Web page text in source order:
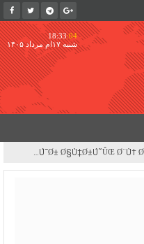
18:33:05
شنبه ۱۷ام مرداد ۱۴۰۵
Ø¯ÙˆÙ„Øª ØªØ§ Ø§Ù†ØªÙ‡Ø§ÛŒ Ø´Ù‡Ø±ÛŒÙˆØ± ØªÚ©Ù„ÛŒÙ Ù†ÛŒØ±ÙˆÚ¯Ø§Ù‡â€ŒÙ‡Ø§ Ø±Ø§ Ù…Ø´Ø®Øµ Ú©Ù†Ø¯ | Ù†Ù‡Ø§Ø¯ ØªÙ†Ø¸ÛŒÙ…â€ŒÚ¯Ø± Ø§Ù†Ø±Ú˜ÛŒ Ø¨Ù‡ Ø²ÙˆØ¯ÛŒ Ø´Ú©Ù„ Ù…ÛŒâ€ŒÚ¯ÛŒØ±Ø¯